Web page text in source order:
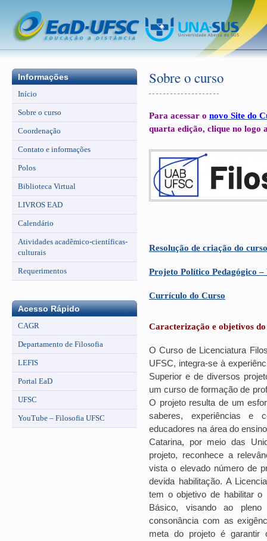
Informações
Início
Sobre o curso
Coordenação
Contato e informações
Polos
Biblioteca Virtual
LIVROS EAD
Calendário
Atividades acadêmico-científicas-
culturais
Requerimentos
Acesso Rápido
CAGR
Departamento de Filosofia
LEFIS
Portal EaD
UFSC
YouTube – Filosofia UFSC
Sobre o curso
Para acessar o novo Site do
quarta edição, clique no logo
Resolução de criação do curso
Projeto Político Pedagógico
Currículo do Curso
Caracterização e objetivos
O Curso de Licenciatura
UFSC, integra-se à
Superior e de diversos
um curso de formação de
O projeto resulta de um
saberes, experiências e
educadores na área do
Catarina, por meio das
projeto, reconhece a
vista o elevado número de
devida habilitação. A
tem o objetivo de habilitar
Básico, visando ao
consonância com as
meta do projeto é garantir